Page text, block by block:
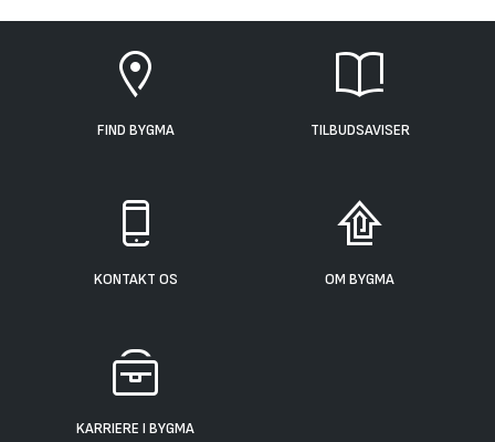
FIND BYGMA TILBUDSAVISER
KONTAKT OS OM BYGMA
KARRIERE I BYGMA